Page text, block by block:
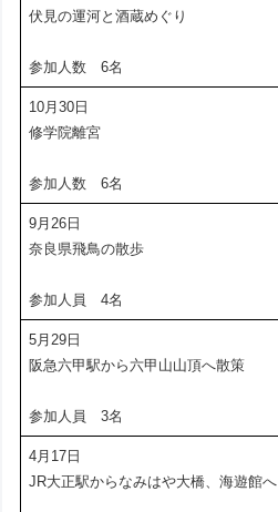
伏見の運河と酒蔵めぐり
参加人数 6名
10月30日
修学院離宮
参加人数 6名
9月26日
奈良県飛鳥の散歩
参加人員 4名
5月29日
阪急六甲駅から六甲山山頂へ散策
参加人員 3名
4月17日
JR大正駅からなみはや大橋、海遊館へ